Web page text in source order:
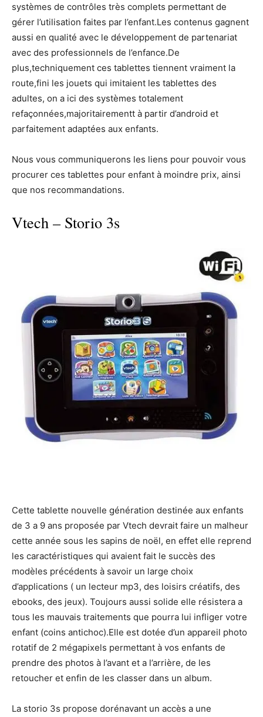
systèmes de contrôles très complets permettant de
gérer l’utilisation faites par l’enfant.Les contenus gagnent
aussi en qualité avec le développement de partenariat
avec des professionnels de l’enfance.De
plus,techniquement ces tablettes tiennent vraiment la
route,fini les jouets qui imitaient les tablettes des
adultes, on a ici des systèmes totalement
refaçonnées,majoritairementt à partir d’android et
parfaitement adaptées aux enfants.
Nous vous communiquerons les liens pour pouvoir vous
procurer ces tablettes pour enfant à moindre prix, ainsi
que nos recommandations.
Vtech – Storio 3s
Cette tablette nouvelle génération destinée aux enfants
de 3 a 9 ans proposée par Vtech devrait faire un malheur
cette année sous les sapins de noël, en effet elle reprend
les caractéristiques qui avaient fait le succès des
modèles précédents à savoir un large choix
d’applications ( un lecteur mp3, des loisirs créatifs, des
ebooks, des jeux). Toujours aussi solide elle résistera a
tous les mauvais traitements que pourra lui infliger votre
enfant (coins antichoc).Elle est dotée d’un appareil photo
rotatif de 2 mégapixels permettant à vos enfants de
prendre des photos à l’avant et a l’arrière, de les
retoucher et enfin de les classer dans un album.
La storio 3s propose dorénavant un accès a une